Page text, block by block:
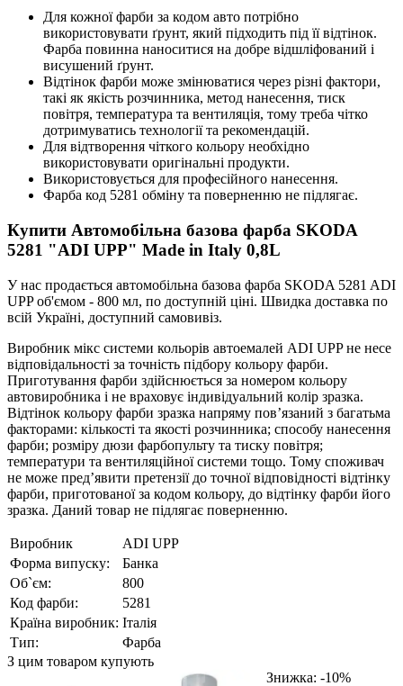
Для кожної фарби за кодом авто потрібно
використовувати ґрунт, який підходить під її відтінок.
Фарба повинна наноситися на добре відшліфований і
висушений ґрунт.
Відтінок фарби може змінюватися через різні фактори,
такі як якість розчинника, метод нанесення, тиск
повітря, температура та вентиляція, тому треба чітко
дотримуватись технології та рекомендацій.
Для відтворення чіткого кольору необхідно
використовувати оригінальні продукти.
Використовується для професійного нанесення.
Фарба код 5281 обміну та поверненню не підлягає.
Купити Автомобільна базова фарба SKODA
5281 "ADI UPP" Made in Italy 0,8L
У нас продається автомобільна базова фарба SKODA 5281 ADI
UPP об'ємом - 800 мл, по доступній ціні. Швидка доставка по
всій Україні, доступний самовивіз.
Виробник мікс системи кольорів автоемалей ADI UPP не несе
відповідальності за точність підбору кольору фарби.
Приготування фарби здійснюється за номером кольору
автовиробника і не враховує індивідуальний колір зразка.
Відтінок кольору фарби зразка напряму пов’язаний з багатьма
факторами: кількості та якості розчинника; способу нанесення
фарби; розміру дюзи фарбопульту та тиску повітря;
температури та вентиляційної системи тощо. Тому споживач
не може пред’явити претензії до точної відповідності відтінку
фарби, приготованої за кодом кольору, до відтінку фарби його
зразка. Даний товар не підлягає поверненню.
Виробник
ADI UPP
Форма випуску:
Банка
Об`єм:
800
Код фарби:
5281
Країна виробник: Італія
Тип:
Фарба
З цим товаром купують
Знижка: -10%